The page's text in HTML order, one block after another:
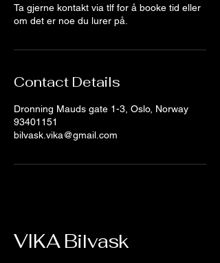
Ta gjerne kontakt via tlf for å booke tid eller
om det er noe du lurer på.
Contact Details
Dronning Mauds gate 1-3, Oslo, Norway
93401151
bilvask.vika@gmail.com
VIKA Bilvask